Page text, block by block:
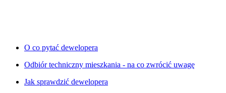
O co pytać dewelopera
Odbiór techniczny mieszkania - na co zwrócić uwagę
Jak sprawdzić dewelopera